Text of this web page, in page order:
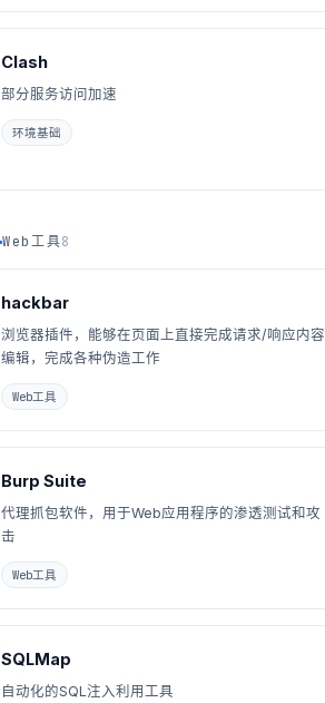
Clash
部分服务访问加速
环境基础
Web工具8
hackbar
浏览器插件，能够在页面上直接完成请求/响应内容
编辑，完成各种伪造工作
Web工具
Burp Suite
代理抓包软件，用于Web应用程序的渗透测试和攻
击
Web工具
SQLMap
自动化的SQL注入利用工具